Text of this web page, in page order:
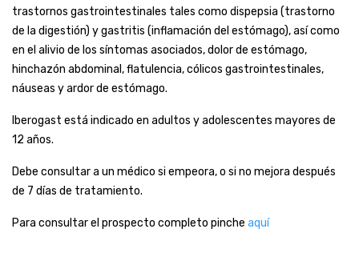
trastornos gastrointestinales tales como dispepsia (trastorno
de la digestión) y gastritis (inflamación del estómago), así como
en el alivio de los síntomas asociados, dolor de estómago,
hinchazón abdominal, flatulencia, cólicos gastrointestinales,
náuseas y ardor de estómago.
Iberogast está indicado en adultos y adolescentes mayores de
12 años.
Debe consultar a un médico si empeora, o si no mejora después
de 7 días de tratamiento.
Para consultar el prospecto completo pinche aquí